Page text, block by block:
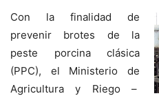
Con la finalidad de
prevenir brotes de la
peste porcina clásica
(PPC), el Ministerio de
Agricultura y Riego –